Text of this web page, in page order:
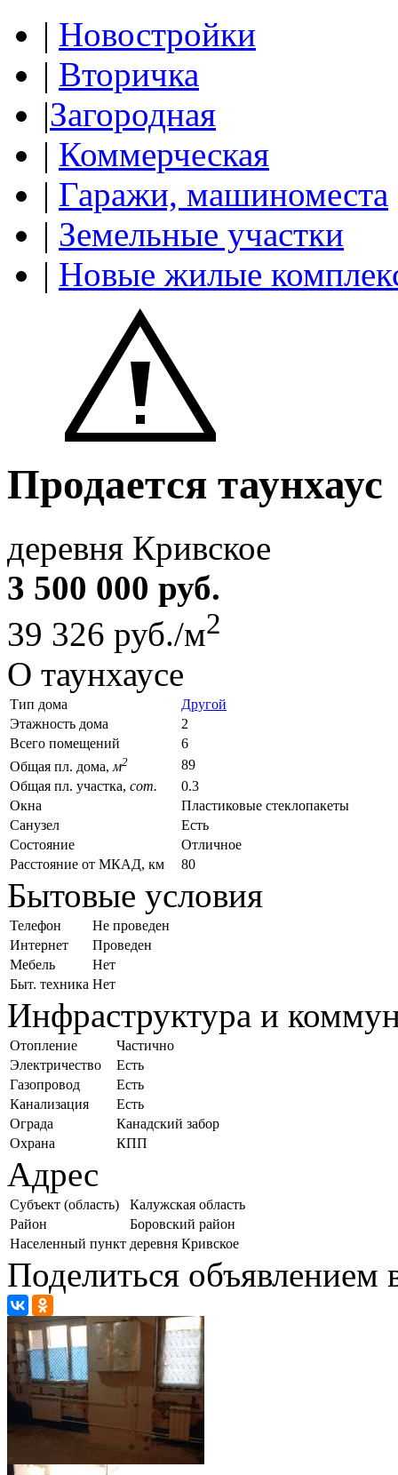
| Новостройки
| Вторичка
|Загородная
| Коммерческая
| Гаражи, машиноместа
| Земельные участки
| Новые жилые
Продается таунхаус
деревня Кривское
3 500 000 руб.
39 326 руб./м2
О таунхаусе
Тип дома
Другой
Этажность дома
2
Всего помещений
6
Общая пл. дома, м2
89
Общая пл. участка, сот.
0.3
Окна
Пластиковые стеклопакеты
Санузел
Есть
Состояние
Отличное
Расстояние от МКАД, км
80
Бытовые условия
Телефон
Не проведен
Интернет
Проведен
Мебель
Нет
Быт. техника Нет
Инфраструктура и
Отопление
Частично
Электричество
Есть
Газопровод
Есть
Канализация
Есть
Ограда
Канадский забор
Охрана
КПП
Адрес
Субъект (область)
Калужская область
Район
Боровский район
Населенный пункт деревня Кривское
Поделиться объявлением